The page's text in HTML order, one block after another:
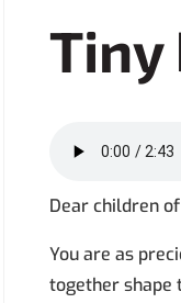
Tiny
Dear children
You are as
together shape